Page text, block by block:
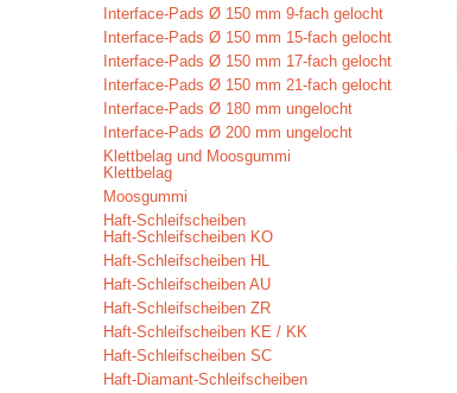
Interface-Pads Ø 150 mm 9-fach gelocht
Interface-Pads Ø 150 mm 15-fach gelocht
Interface-Pads Ø 150 mm 17-fach gelocht
Interface-Pads Ø 150 mm 21-fach gelocht
Interface-Pads Ø 180 mm ungelocht
Interface-Pads Ø 200 mm ungelocht
Klettbelag und Moosgummi
Klettbelag
Moosgummi
Haft-Schleifscheiben
Haft-Schleifscheiben KO
Haft-Schleifscheiben HL
Haft-Schleifscheiben AU
Haft-Schleifscheiben ZR
Haft-Schleifscheiben KE / KK
Haft-Schleifscheiben SC
Haft-Diamant-Schleifscheiben